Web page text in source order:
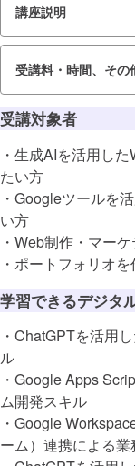
講座説明
受講料・時間、その
受講対象者
・生成AIを活用し
たい方
・Googleツールを
い方
・Web制作・マー
・ポートフォリオ
学習できるデジタ
・ChatGPTを活用
ル
・Google Apps
ム開発スキル
・Google
ーム）連携による